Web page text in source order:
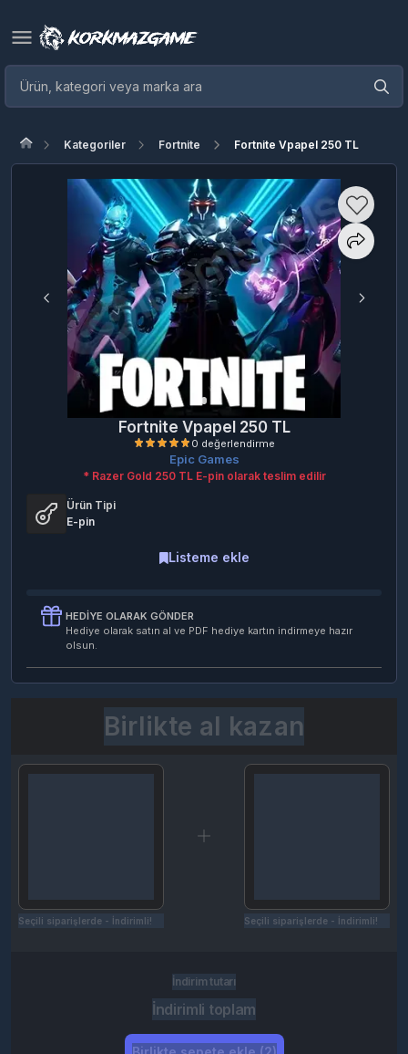
Kategoriler Fortnite Fortnite Vpapel 250 TL
Fortnite Vpapel 250 TL
0 değerlendirme
Epic Games
* Razer Gold 250 TL E-pin olarak teslim edilir
Ürün Tipi
E-pin
Listeme ekle
HEDIYE OLARAK GÖNDER
Hediye olarak satın al ve PDF hediye kartın indirmeye hazır
olsun.
Birlikte al kazan
Seçili siparişlerde - İndirimli! Seçili siparişlerde - İndirimli!
İndirim tutarı
İndirimli toplam